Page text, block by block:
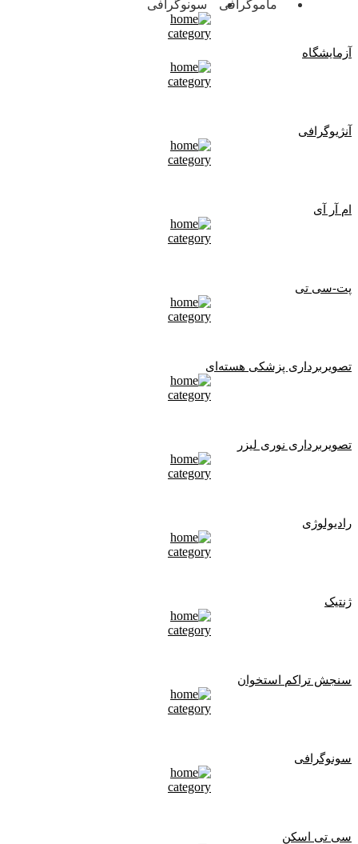
ماموگرافی سونوگرافی
آزمایشگاه
آنژیوگرافی
ام آر آی
پت-سی تی
تصویربرداری پزشکی هسته‌ای
تصویربرداری نوری لیزر
رادیولوژی
ژنتیک
سنجش تراکم استخوان
سونوگرافی
سی تی اسکن